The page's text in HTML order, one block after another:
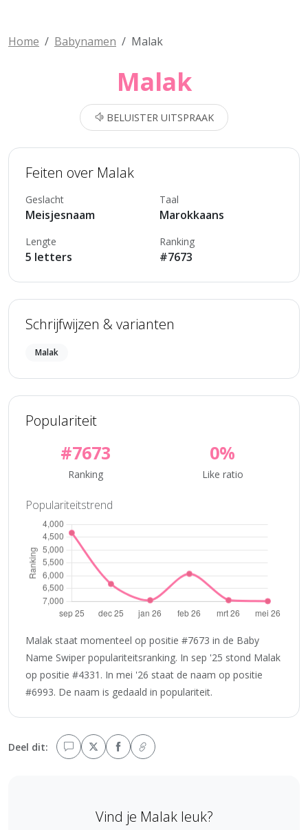
Home Babynamen Malak
Malak
BELUISTER UITSPRAAK
Feiten over Malak
Geslacht
Meisjesnaam
Taal
Marokkaans
Lengte
5 letters
Ranking
#7673
Schrijfwijzen & varianten
Malak
Populariteit
#7673
Ranking
0%
Like ratio
Populariteitstrend
Malak staat momenteel op positie #7673 in de Baby
Name Swiper populariteitsranking. In sep '25 stond Malak
op positie #4331. In mei '26 staat de naam op positie
#6993. De naam is gedaald in populariteit.
Deel dit:
Vind je Malak leuk?